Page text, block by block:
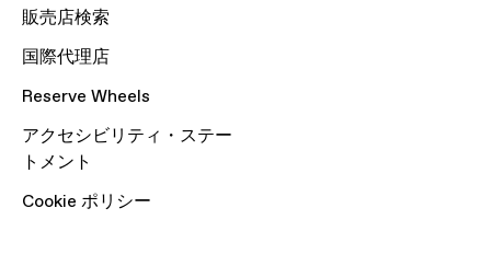
販売店検索
国際代理店
Reserve Wheels
アクセシビリティ・ステー
トメント
Cookie ポリシー